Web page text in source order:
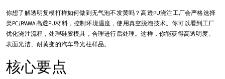
你想了解透明复模打样如何做到无气泡不发黄吗？高透PU浇注工厂会严格选择
类PC/PMMA高透PU材料，控制环境温度，使用真空脱泡技术。你可以看到工厂
优化浇注流程，处理硅胶模具，合理进行后处理。这样，你能获得高透明度、
表面光洁、耐黄变的汽车导光柱样品。
核心要点